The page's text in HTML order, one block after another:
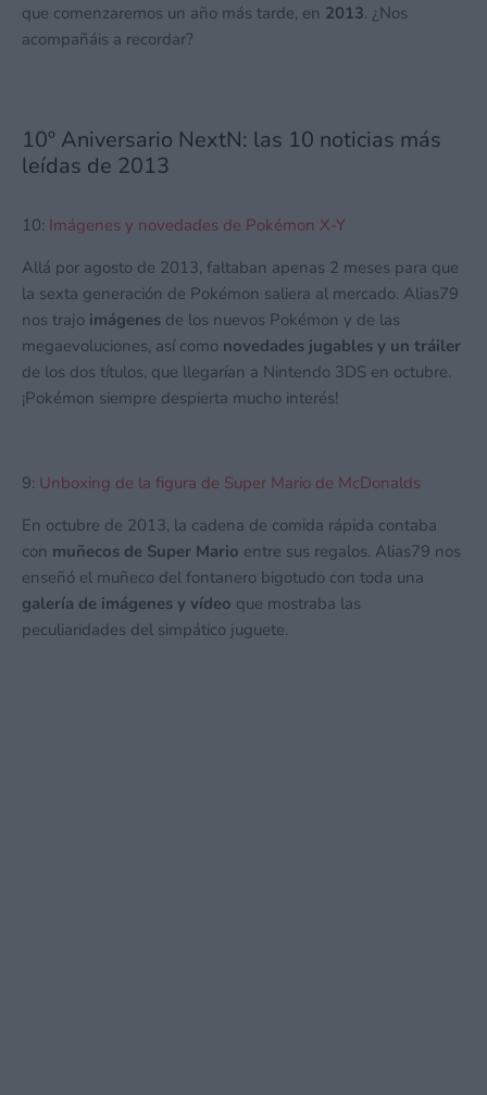
que comenzaremos un año más tarde, en 2013. ¿Nos
acompañáis a recordar?
10º Aniversario NextN: las 10 noticias más
leídas de 2013
10: Imágenes y novedades de Pokémon X-Y
Allá por agosto de 2013, faltaban apenas 2 meses para que
la sexta generación de Pokémon saliera al mercado. Alias79
nos trajo imágenes de los nuevos Pokémon y de las
megaevoluciones, así como novedades jugables y un tráiler
de los dos títulos, que llegarían a Nintendo 3DS en octubre.
¡Pokémon siempre despierta mucho interés!
9: Unboxing de la figura de Super Mario de McDonalds
En octubre de 2013, la cadena de comida rápida contaba
con muñecos de Super Mario entre sus regalos. Alias79 nos
enseñó el muñeco del fontanero bigotudo con toda una
galería de imágenes y vídeo que mostraba las
peculiaridades del simpático juguete.